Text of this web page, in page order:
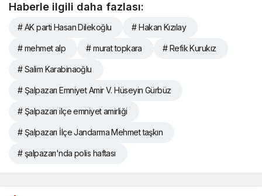
Haberle ilgili daha fazlası:
# AK parti Hasan Dilekoğlu # Hakan Kızılay
# mehmet alp # murat topkara # Refik Kurukız
# Salim Karabinaoğlu
# Şalpazarı Emniyet Amir V. Hüseyin Gürbüz
# Şalpazarı ilçe emniyet amirliği
# Şalpazarı İlçe Jandarma Mehmet taşkın
# şalpazarı'nda polis haftası